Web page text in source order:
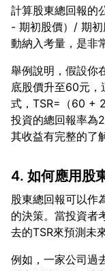
計算股東總回報的
- 期初股價）/ 期
舉例說明，假設你
底股價升至60元，
式，TSR=（60 +
投資的總回報率為
4. 如何應用股
股東總回報可以作
的決策。當投資者
例如，一家公司過